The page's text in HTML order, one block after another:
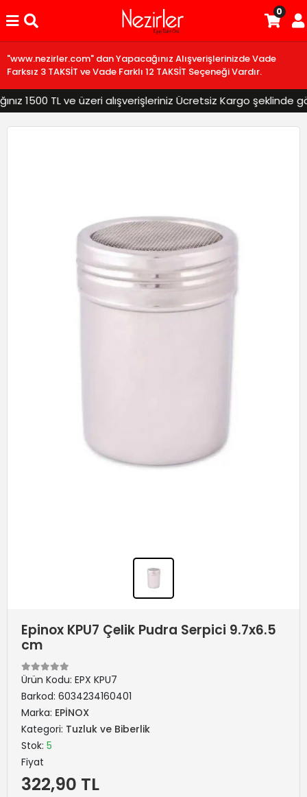
"www.nezirler.com" dan Yapacağınız Alışverişlerinizde Vade
Farksız 3 TAKSİT ve Vade Farklı 12 TAKSİT Seçeneği Vardır.
1500 TL ve üzeri alışverişleriniz Ücretsiz Kargo şeklinde
0
Epinox KPU7 Çelik Pudra Serpici 9.7x6.5
cm
Ürün Kodu: EPX KPU7
Barkod: 6034234160401
Marka: EPİNOX
Kategori: Tuzluk ve Biberlik
Stok: 5
Fiyat
322,90 TL